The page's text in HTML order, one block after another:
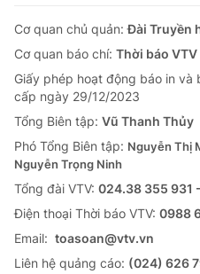
Cơ quan chủ quản:Đài Truyền
Cơ quan báo chí: Thời báo VTV
Giấy phép hoạt động báo in và
cấp ngày 29/12/2023
Tổng Biên tập: Vũ Thanh Thủy
Phó Tổng Biên tập: Nguyễn Thị
Nguyễn Trọng Ninh
Tổng đài VTV: 024.38 355 931
Ðiện thoại Thời báo VTV: 0988
Email: toasoan@vtv.vn
Liên hệ quảng cáo: (024) 626